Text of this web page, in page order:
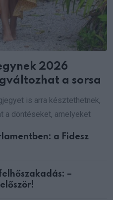
2026
a sorsa
is arra késztethetnek,
a döntéseket, amelyeket
a Fidesz
–